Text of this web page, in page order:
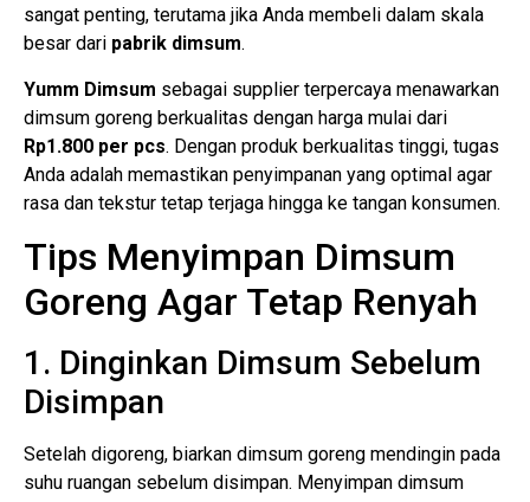
sangat penting, terutama jika Anda membeli dalam skala
besar dari pabrik dimsum.
Yumm Dimsum sebagai supplier terpercaya menawarkan
dimsum goreng berkualitas dengan harga mulai dari
Rp1.800 per pcs. Dengan produk berkualitas tinggi, tugas
Anda adalah memastikan penyimpanan yang optimal agar
rasa dan tekstur tetap terjaga hingga ke tangan konsumen.
Tips Menyimpan Dimsum
Goreng Agar Tetap Renyah
1. Dinginkan Dimsum Sebelum
Disimpan
Setelah digoreng, biarkan dimsum goreng mendingin pada
suhu ruangan sebelum disimpan. Menyimpan dimsum